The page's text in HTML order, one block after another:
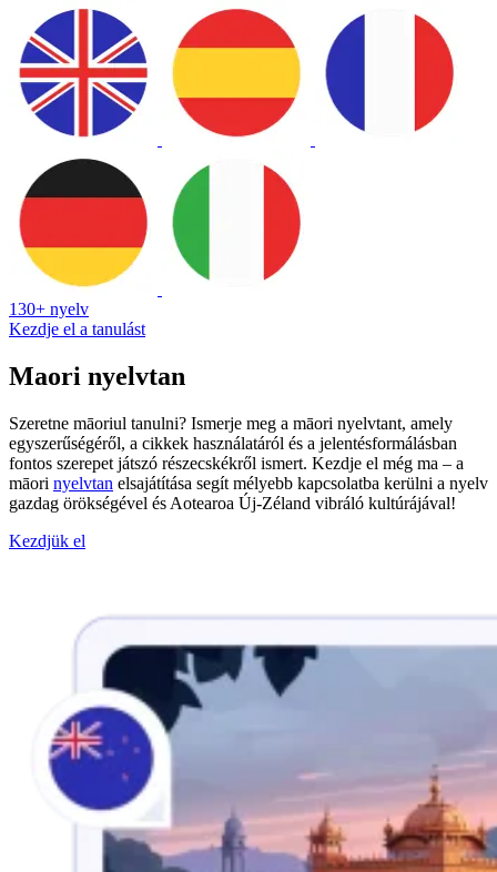
130+ nyelv
Kezdje el a tanulást
Maori nyelvtan
Szeretne māoriul tanulni? Ismerje meg a māori nyelvtant, amely
egyszerűségéről, a cikkek használatáról és a jelentésformálásban
fontos szerepet játszó részecskékről ismert. Kezdje el még ma – a
māori nyelvtan elsajátítása segít mélyebb kapcsolatba kerülni a nyelv
gazdag örökségével és Aotearoa Új-Zéland vibráló kultúrájával!
Kezdjük el